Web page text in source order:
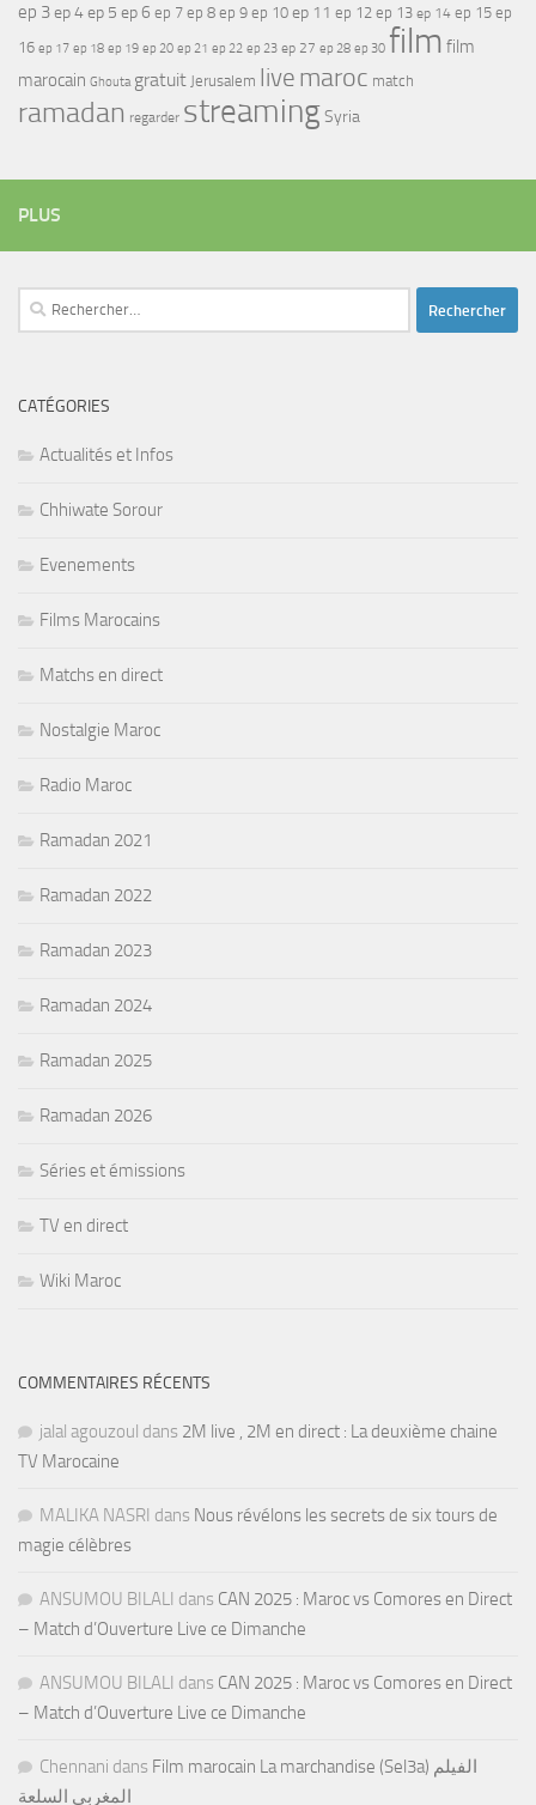
ep 3ep 4ep 5 ep 6 ep 7 ep 8 ep 9 ep 10 ep 11 ep 12 ep 13 ep 14 ep 15 ep
16 ep 17 ep 18 ep 19 ep 20 ep 21 ep 22 ep 23 ep 27 ep 28 ep 30 film film
marocain Ghouta gratuit Jerusalem live maroc match
ramadan regarder streamingSyria
PLUS
Rechercher :
CATÉGORIES
Actualités et Infos
Chhiwate Sorour
Evenements
Films Marocains
Matchs en direct
Nostalgie Maroc
Radio Maroc
Ramadan 2021
Ramadan 2022
Ramadan 2023
Ramadan 2024
Ramadan 2025
Ramadan 2026
Séries et émissions
TV en direct
Wiki Maroc
COMMENTAIRES RÉCENTS
jalal agouzoul dans 2M live , 2M en direct : La deuxième chaine
TV Marocaine
MALIKA NASRI dans Nous révélons les secrets de six tours de
magie célèbres
ANSUMOU BILALI dans CAN 2025 : Maroc vs Comores en Direct
– Match d’Ouverture Live ce Dimanche
ANSUMOU BILALI dans CAN 2025 : Maroc vs Comores en Direct
– Match d’Ouverture Live ce Dimanche
Chennani dans Film marocain La marchandise (Sel3a) الفيلم
المغربي السلعة